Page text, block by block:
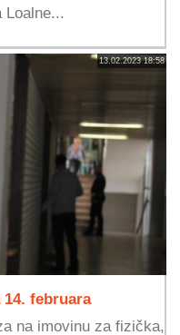
Loalne...
13.02.2023 18:58
februara
na imovinu za fizička,